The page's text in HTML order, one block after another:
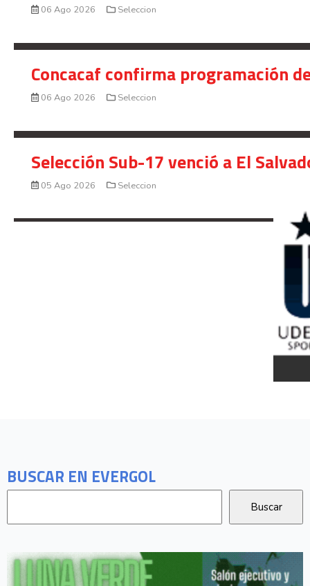
BUSCAR EN EVERGOL
06 Ago 2026 Seleccion
Concacaf confirma programación
06 Ago 2026 Seleccion
Selección Sub-17 venció a El
05 Ago 2026 Seleccion